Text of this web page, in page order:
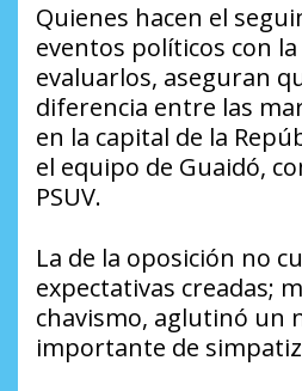
Quienes hacen el
eventos políticos con
evaluarlos, aseguran
diferencia entre las
en la capital de la
el equipo de Guaidó,
PSUV.
La de la oposición no
expectativas creadas;
chavismo, aglutinó un
importante de